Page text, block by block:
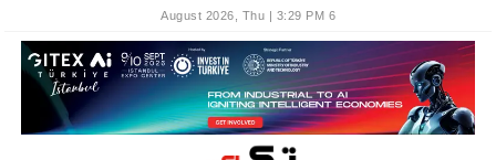
6 August 2026, Thu | 3:29 PM